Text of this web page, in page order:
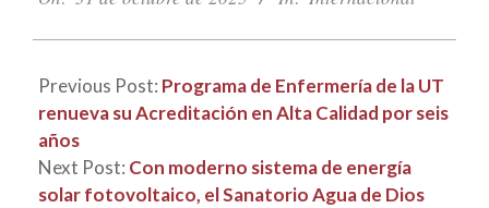
Previous Post: Programa de Enfermería de la UT
renueva su Acreditación en Alta Calidad por seis
años
Next Post: Con moderno sistema de energía
solar fotovoltaico, el Sanatorio Agua de Dios